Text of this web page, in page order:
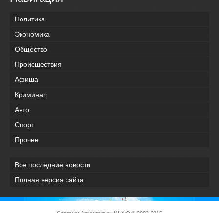
Политика
Экономика
Общество
Происшествия
Афиша
Криминал
Авто
Спорт
Прочее
Все последние новости
Полная версия сайта